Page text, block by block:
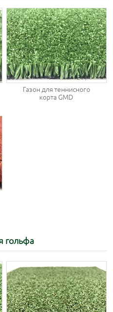
Газон для теннисного
корта GMD
гольфа